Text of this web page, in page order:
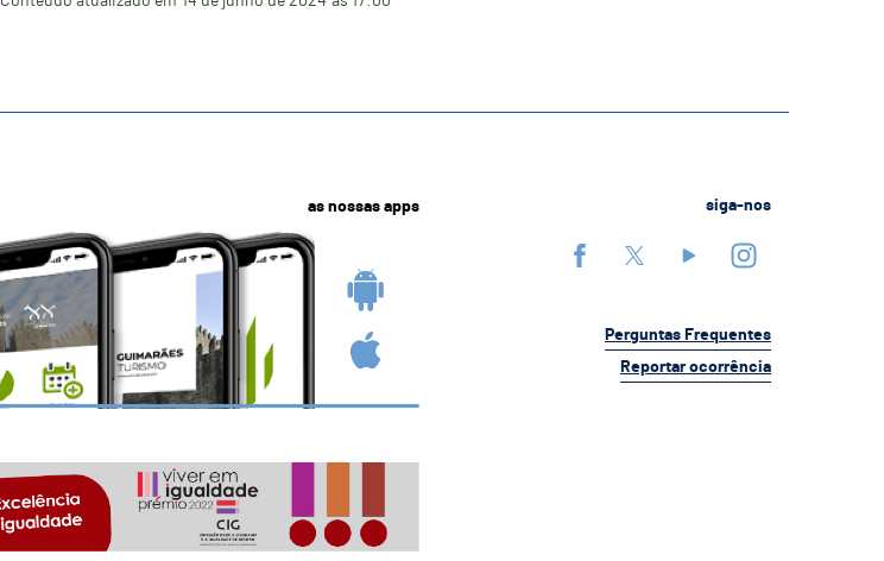
as nossas apps siga-nos
Perguntas Frequentes
Reportar ocorrência